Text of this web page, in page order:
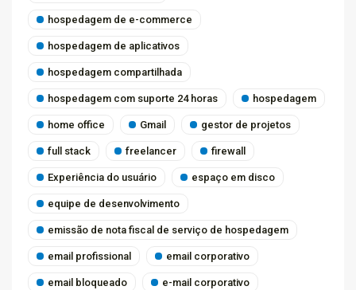
hospedagem de e-commerce
hospedagem de aplicativos
hospedagem compartilhada
hospedagem com suporte 24 horas hospedagem
home office Gmail gestor de projetos
full stack freelancer firewall
Experiência do usuário espaço em disco
equipe de desenvolvimento
emissão de nota fiscal de serviço de hospedagem
email profissional email corporativo
email bloqueado e-mail corporativo